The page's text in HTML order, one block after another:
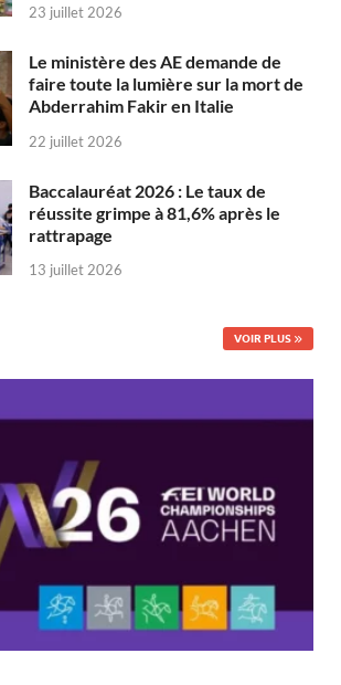
23 juillet 2026
Le ministère des AE demande de
faire toute la lumière sur la mort de
Abderrahim Fakir en Italie
22 juillet 2026
Baccalauréat 2026 : Le taux de
réussite grimpe à 81,6% après le
rattrapage
13 juillet 2026
VOIR PLUS